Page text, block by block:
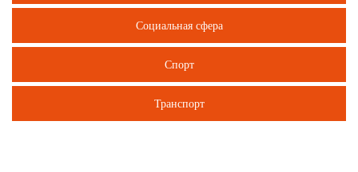
Социальная сфера
Спорт
Транспорт